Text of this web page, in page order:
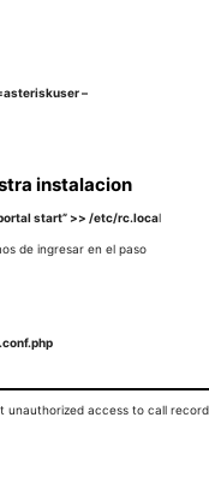
–
instalacion
start” >> /etc/rc.local
de ingresar en el paso
access to call